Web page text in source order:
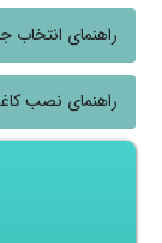
راهنمای
راهنمای نصب